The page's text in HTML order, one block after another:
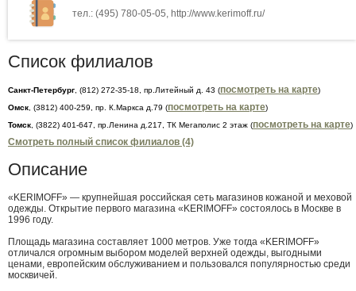
тел.: (495) 780-05-05, http://www.kerimoff.ru/
Список филиалов
Санкт-Петербург , (812) 272-35-18, пр.Литейный д. 43 (посмотреть на карте)
Омск , (3812) 400-259, пр. К.Маркса д.79 (посмотреть на карте)
Томск , (3822) 401-647, пр.Ленина д.217, ТК Мегаполис 2 этаж (посмотреть на карте)
Смотреть полный список филиалов (4)
Описание
«KERIMOFF» — крупнейшая российская сеть магазинов кожаной и меховой
одежды. Открытие первого магазина «KERIMOFF» состоялось в Москве в
1996 году.
Площадь магазина составляет 1000 метров. Уже тогда «KERIMOFF»
отличался огромным выбором моделей верхней одежды, выгодными
ценами, европейским обслуживанием и пользовался популярностью среди
москвичей.